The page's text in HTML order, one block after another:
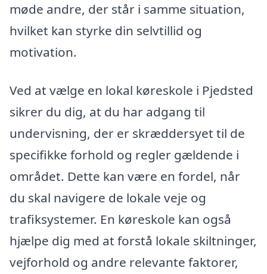
møde andre, der står i samme situation,
hvilket kan styrke din selvtillid og
motivation.
Ved at vælge en lokal køreskole i Pjedsted
sikrer du dig, at du har adgang til
undervisning, der er skræddersyet til de
specifikke forhold og regler gældende i
området. Dette kan være en fordel, når
du skal navigere de lokale veje og
trafiksystemer. En køreskole kan også
hjælpe dig med at forstå lokale skiltninger,
vejforhold og andre relevante faktorer,